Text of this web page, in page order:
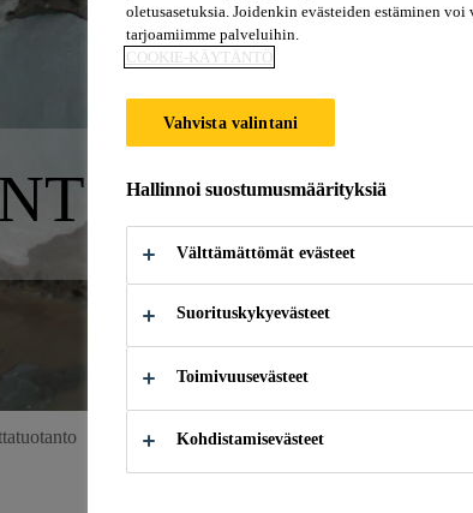
oletusasetuksia. Joidenkin evästeiden estäminen
tarjoamiimme palveluihin.
COOKIE-KÄYTÄNTÖ
Vahvista valintani
Hallinnoi suostumusmäärityksiä
Välttämättömät evästeet
Suorituskykyevästeet
Toimivuusevästeet
Kohdistamisevästeet